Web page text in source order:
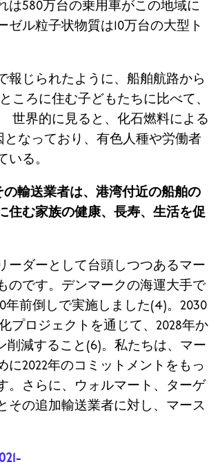
は580万台の乗用車がこの地域に
ル粒子状物質は10万台の大型ト
報じられたように、船舶航路から
ころに住む子どもたちに比べて、
世界的に見ると、化石燃料による
なっており、有色人種や労働者
いる。
の輸送業者は、港湾付近の船舶の
住む家族の健康、長寿、生活を促
ーダーとして台頭しつつあるマー
のです。デンマークの海運大手で
前倒しで実施しました(4)。 2030
プロジェクトを通じて、2028年か
減すること(6)。 私たちは、マー
2022年のコミットメントをもっ
。さらに、ウォルマート、ターゲ
その追加輸送業者に対し、マース